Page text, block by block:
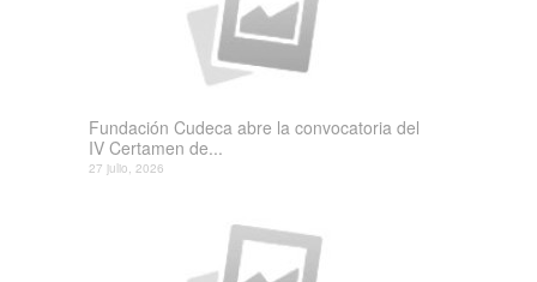
Fundación Cudeca abre la convocatoria del
IV Certamen de...
27 julio, 2026